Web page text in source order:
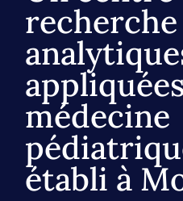
médecine
établi à